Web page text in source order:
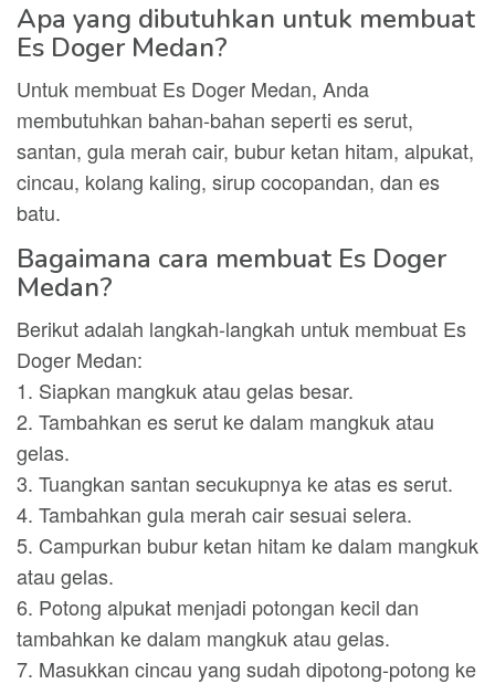
Apa yang dibutuhkan untuk membuat
Es Doger Medan?
Untuk membuat Es Doger Medan, Anda
membutuhkan bahan-bahan seperti es serut,
santan, gula merah cair, bubur ketan hitam, alpukat,
cincau, kolang kaling, sirup cocopandan, dan es
batu.
Bagaimana cara membuat Es Doger
Medan?
Berikut adalah langkah-langkah untuk membuat Es
Doger Medan:
1. Siapkan mangkuk atau gelas besar.
2. Tambahkan es serut ke dalam mangkuk atau
gelas.
3. Tuangkan santan secukupnya ke atas es serut.
4. Tambahkan gula merah cair sesuai selera.
5. Campurkan bubur ketan hitam ke dalam mangkuk
atau gelas.
6. Potong alpukat menjadi potongan kecil dan
tambahkan ke dalam mangkuk atau gelas.
7. Masukkan cincau yang sudah dipotong-potong ke